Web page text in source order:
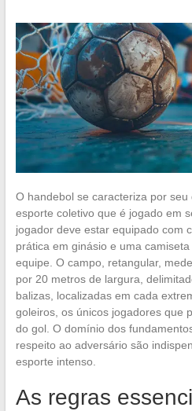
O handebol se caracteriza por
esporte coletivo que é jogado em
jogador deve estar equipado com
prática em ginásio e uma
equipe. O campo, retangular,
por 20 metros de largura,
balizas, localizadas em cada
goleiros, os únicos jogadores que
do gol. O domínio dos
respeito ao adversário são
esporte intenso.
As regras